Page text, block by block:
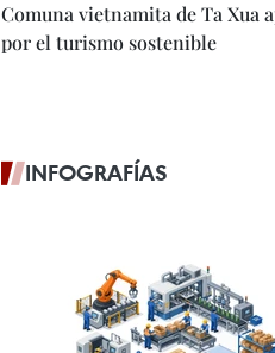
Comuna vietnamita de Ta Xua
por el turismo sostenible
INFOGRAFÍAS